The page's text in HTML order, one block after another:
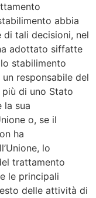
abbia
di tali decisioni, nel
adottato siffatte
stabilimento
responsabile del
di uno Stato
la sua
o, se il
ha
lo
trattamento
le principali
delle attività di